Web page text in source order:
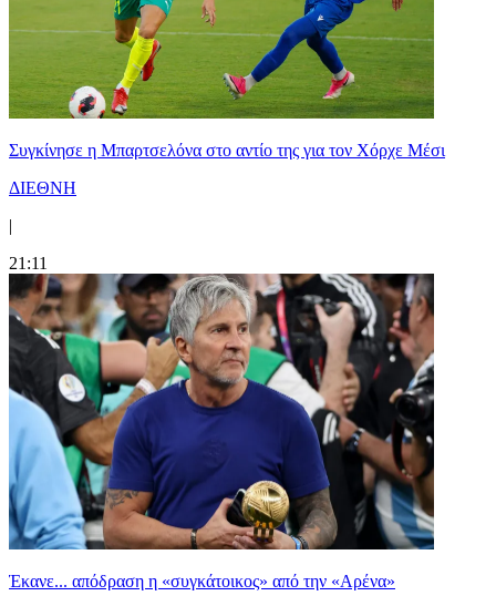
Συγκίνησε η Μπαρτσελόνα στο αντίο της για τον Χόρχε Μέσι
ΔΙΕΘΝΗ
|
21:11
Έκανε... απόδραση η «συγκάτοικος» από την «Αρένα»